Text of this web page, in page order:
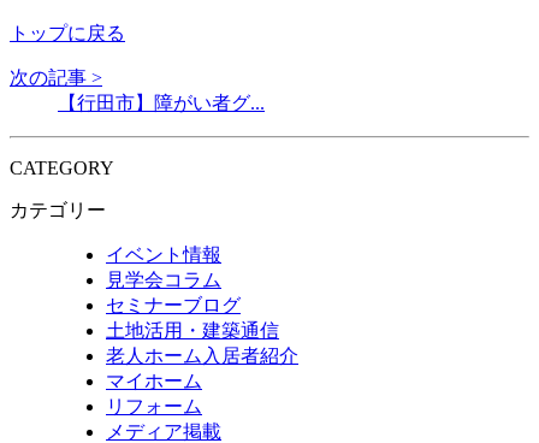
トップに戻る
次の記事 >
【行田市】障がい者グ...
CATEGORY
カテゴリー
イベント情報
見学会コラム
セミナーブログ
土地活用・建築通信
老人ホーム入居者紹介
マイホーム
リフォーム
メディア掲載